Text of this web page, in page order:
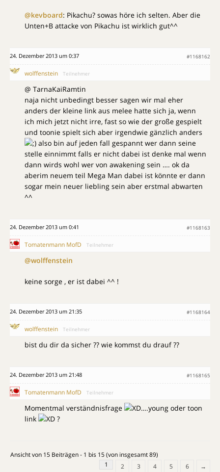
@kevboard: Pikachu? sowas höre ich selten. Aber die
Unten+B attacke von Pikachu ist wirklich gut^^
24. Dezember 2013 um 0:37 #1168162
wolffenstein Teilnehmer
@ TarnaKaiRamtin
naja nicht unbedingt besser sagen wir mal eher
anders der kleine link aus melee hatte sich ja, wenn
ich mich jetzt nicht irre, fast so wie der große gespielt
und toonie spielt sich aber irgendwie gänzlich anders
also bin auf jeden fall gespannt wer dann seine
stelle einnimmt falls er nicht dabei ist denke mal wenn
dann wirds wohl wer von awakening sein …. ok da
aberim neuem teil Mega Man dabei ist könnte er dann
sogar mein neuer liebling sein aber erstmal abwarten
^^
24. Dezember 2013 um 0:41 #1168163
Tomatenmann MofD Teilnehmer
@wolffenstein
keine sorge , er ist dabei ^^ !
24. Dezember 2013 um 21:35 #1168164
wolffenstein Teilnehmer
bist du dir da sicher ?? wie kommst du drauf ??
24. Dezember 2013 um 21:48 #1168165
Tomatenmann MofD Teilnehmer
Momentmal verständnisfrage
….young oder toon
link
?
Ansicht von 15 Beiträgen - 1 bis 15 (von insgesamt 89)
1
2 3 4 5 6 →